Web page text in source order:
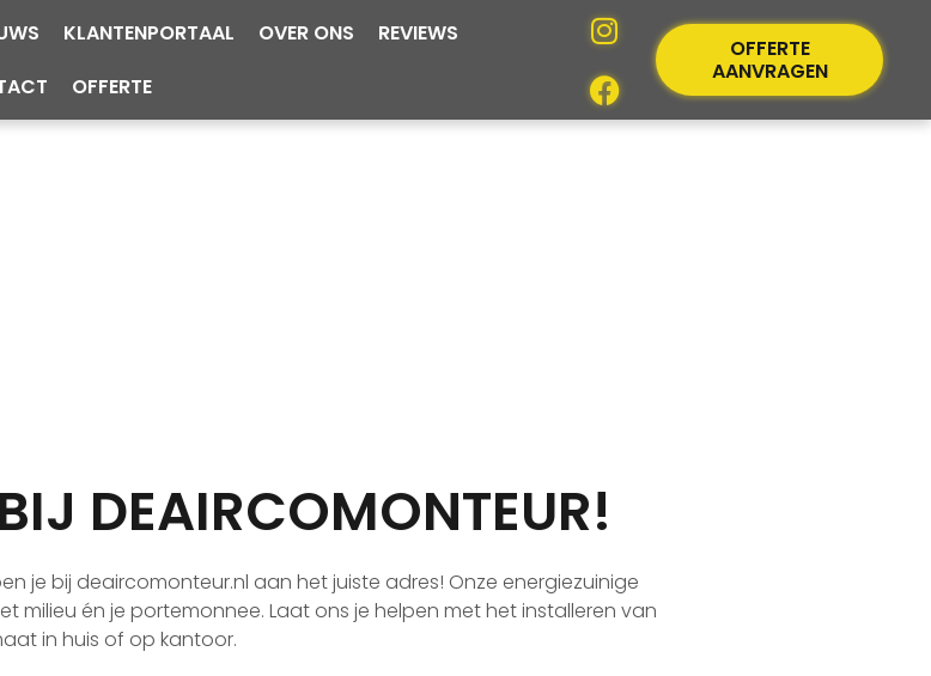
KLANTENPORTAAL OVER ONS
REVIEWS
OFFERTE
OFFERTE
AANVRAGEN
DEAIRCOMONTEUR!
je bij deaircomonteur.nl aan het juiste adres! Onze energiezuinige
milieu én je portemonnee. Laat ons je helpen met het installeren van
in huis of op kantoor.